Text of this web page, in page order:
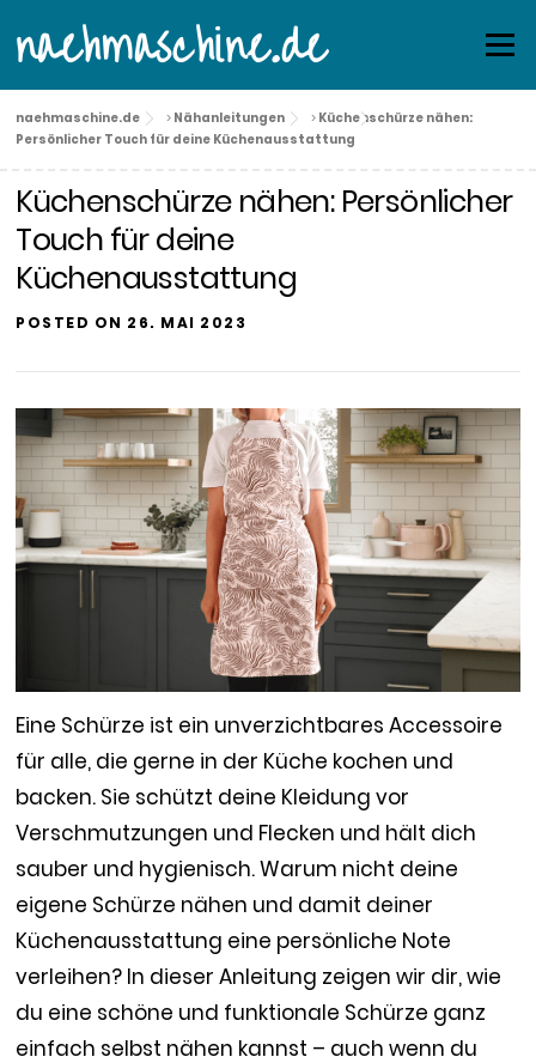
to
content
naehmaschine.de Menu
naehmaschine.de > Nähanleitungen > Küchenschürze nähen:
Persönlicher Touch für deine Küchenausstattung
Küchenschürze nähen: Persönlicher
Touch für deine
Küchenausstattung
POSTED ON 26. MAI 2023
Eine Schürze ist ein unverzichtbares Accessoire
für alle, die gerne in der Küche kochen und
backen. Sie schützt deine Kleidung vor
Verschmutzungen und Flecken und hält dich
sauber und hygienisch. Warum nicht deine
eigene Schürze nähen und damit deiner
Küchenausstattung eine persönliche Note
verleihen? In dieser Anleitung zeigen wir dir, wie
du eine schöne und funktionale Schürze ganz
einfach selbst nähen kannst – auch wenn du